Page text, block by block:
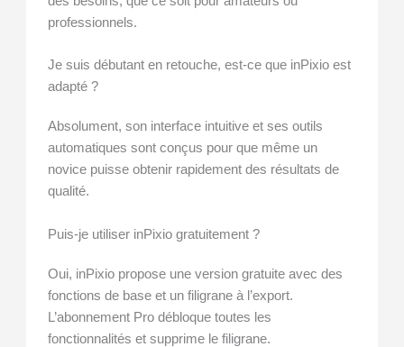
professionnels.
Je suis débutant en retouche, est-ce que inPixio est
adapté ?
Absolument, son interface intuitive et ses outils
automatiques sont conçus pour que même un
novice puisse obtenir rapidement des résultats de
qualité.
Puis-je utiliser inPixio gratuitement ?
Oui, inPixio propose une version gratuite avec des
fonctions de base et un filigrane à l’export.
L’abonnement Pro débloque toutes les
fonctionnalités et supprime le filigrane.